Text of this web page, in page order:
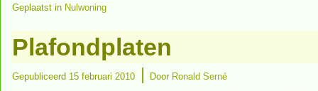
Geplaatst in Nulwoning
Plafondplaten
Gepubliceerd 15 februari 2010 | Door Ronald Serné